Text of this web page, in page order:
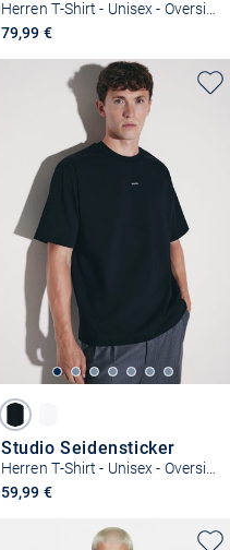
79,99 €
Studio Seidensticker
59,99 €